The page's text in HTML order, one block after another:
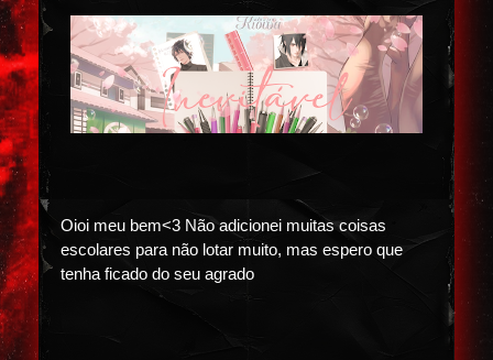
Oioi meu bem<3 Não adicionei muitas coisas
escolares para não lotar muito, mas espero que
tenha ficado do seu agrado